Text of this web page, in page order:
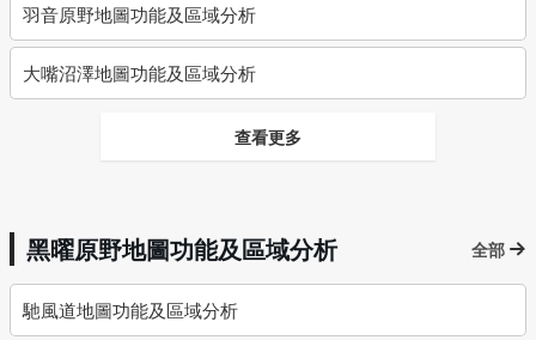
羽音原野地圖功能及區域分析
大嘴沼澤地圖功能及區域分析
查看更多
黑曜原野地圖功能及區域分析 全部
馳風道地圖功能及區域分析